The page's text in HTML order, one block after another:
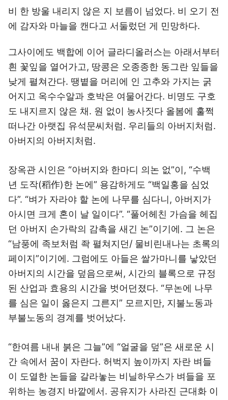
비 한 방울 내리지 않은 지 보름이 넘었다. 비 오기 전
에 감자와 마늘을 캔다고 서둘렀던 게 민망하다.
그사이에도 백합에 이어 글라디올러스는 아래서부터
흰 꽃잎을 열어가고, 땅콩은 오종종한 동그란 잎들을
낮게 펼쳐간다. 땡볕을 머리에 인 고추와 가지는 굵
어지고 옥수수알과 호박은 여물어간다. 비명도 구호
도 내지르지 않은 채. 원 없이 농사짓다 올봄에 훌쩍
떠나간 아랫집 유석문씨처럼. 우리들의 아버지처럼.
아버지의 아버지처럼.
장옥관 시인은 “아버지와 한마디 의논 없”이, “수백
년 도작(稻作)한 논에” 용감하게도 “백일홍을 심었
다”. “벼가 자라야 할 논에 나무를 심다니, 아버지가
아시면 크게 혼이 날 일이다”. “풀어헤친 가슴을 헤집
던 아버지 손가락의 감촉을 새긴 논”이기에. 그 논은
“남풍에 족보처럼 좍 펼쳐지던/ 물비린내나는 초록의
페이지”이기에. 그럼에도 아들은 쌀가마니를 낳았던
아버지의 시간을 덮음으로써, 시간의 블록으로 규정
된 산업과 효용의 시간을 벗어던졌다. “무논에 나무
를 심은 일이 옳은지 그른지” 모르지만, 지불노동과
부불노동의 경계를 벗어났다.
“한여름 내내 붉은 그늘”에 “얼굴을 덮”은 새로운 시
간 속에서 꿈이 자란다. 허벅지 높이까지 자란 벼들
이 도열한 논들을 갈라놓는 비닐하우스가 벼들을 포
위하는 농경지 바깥에서. 공유지가 사라진 근대화 이